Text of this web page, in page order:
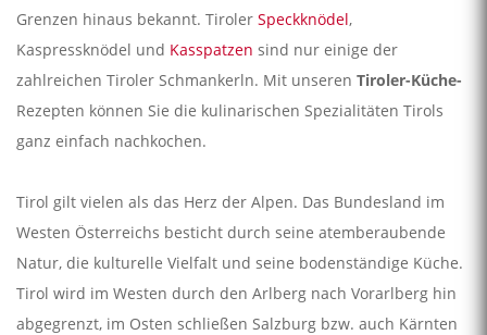
Grenzen hinaus bekannt. Tiroler Speckknödel,
Kaspressknödel und Kasspatzen sind nur einige der
zahlreichen Tiroler Schmankerln. Mit unseren Tiroler-Küche-
Rezepten können Sie die kulinarischen Spezialitäten Tirols
ganz einfach nachkochen.
Tirol gilt vielen als das Herz der Alpen. Das Bundesland im
Westen Österreichs besticht durch seine atemberaubende
Natur, die kulturelle Vielfalt und seine bodenständige Küche.
Tirol wird im Westen durch den Arlberg nach Vorarlberg hin
abgegrenzt, im Osten schließen Salzburg bzw. auch Kärnten